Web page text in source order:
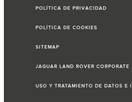
POLÍTICA DE PRIVACIDAD
POLÍTICA DE COOKIES
SITEMAP
JAGUAR LAND ROVER CORPORATE
USO Y TRATAMIENTO DE DATOS E